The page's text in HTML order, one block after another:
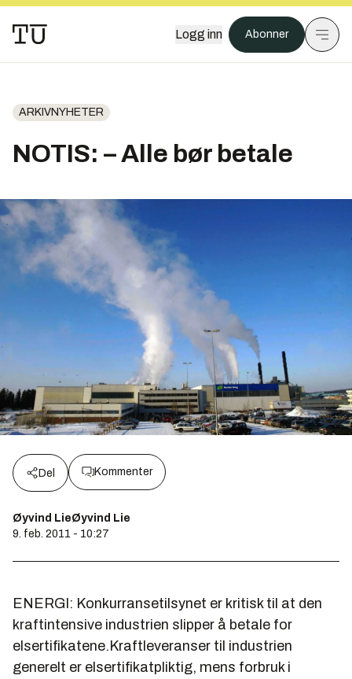
Logg inn Abonner
ARKIVNYHETER
NOTIS: – Alle bør betale
Del Kommenter
Øyvind LieØyvind Lie
9. feb. 2011 - 10:27
ENERGI: Konkurransetilsynet er kritisk til at den
kraftintensive industrien slipper å betale for
elsertifikatene.Kraftleveranser til industrien
generelt er elsertifikatpliktig, mens forbruk i